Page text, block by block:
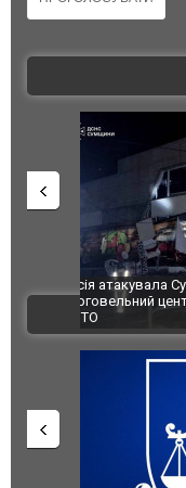
Українські
під час
Франції